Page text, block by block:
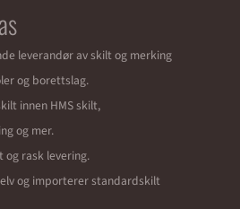
leverandør av skilt og merking
og borettslag.
innen HMS skilt,
og mer.
og rask levering.
og importerer standardskilt